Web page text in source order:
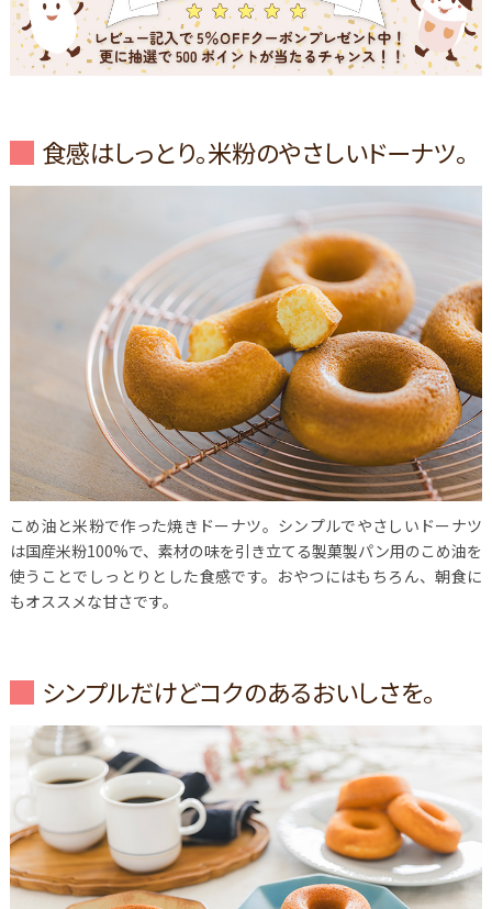
食感はしっとり。米粉のやさしいドーナツ。
こめ油と米粉で作った焼きドーナツ。シンプルでやさしいドーナツ
は国産米粉100%で、素材の味を引き立てる製菓製パン用のこめ油を
使うことでしっとりとした食感です。おやつにはもちろん、朝食に
もオススメな甘さです。
シンプルだけどコクのあるおいしさを。